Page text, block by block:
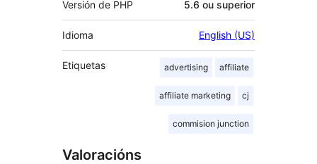
Versión de PHP 5.6 ou superior
Idioma English (US)
Etiquetas advertising affiliate
affiliate marketing cj
commision junction
Valoracións